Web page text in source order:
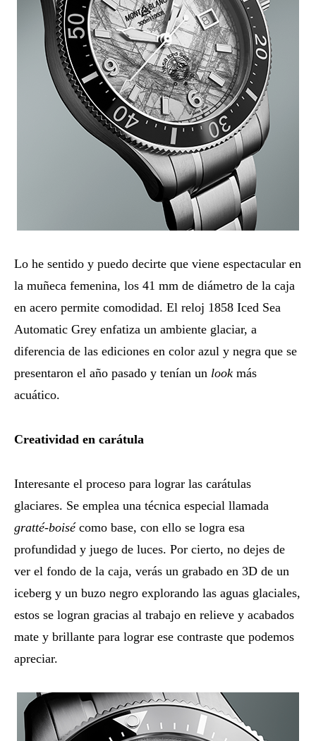
Lo he sentido y puedo decirte que viene espectacular en
la muñeca femenina, los 41 mm de diámetro de la caja
en acero permite comodidad. El reloj 1858 Iced Sea
Automatic Grey enfatiza un ambiente glaciar, a
diferencia de las ediciones en color azul y negra que se
presentaron el año pasado y tenían un look más
acuático.
Creatividad en carátula
Interesante el proceso para lograr las carátulas
glaciares. Se emplea una técnica especial llamada
gratté-boisécomo base, con ello se logra esa
profundidad y juego de luces. Por cierto, no dejes de
ver el fondo de la caja, verás un grabado en 3D de un
iceberg y un buzo negro explorando las aguas glaciales,
estos se logran gracias al trabajo en relieve y acabados
mate y brillante para lograr ese contraste que podemos
apreciar.